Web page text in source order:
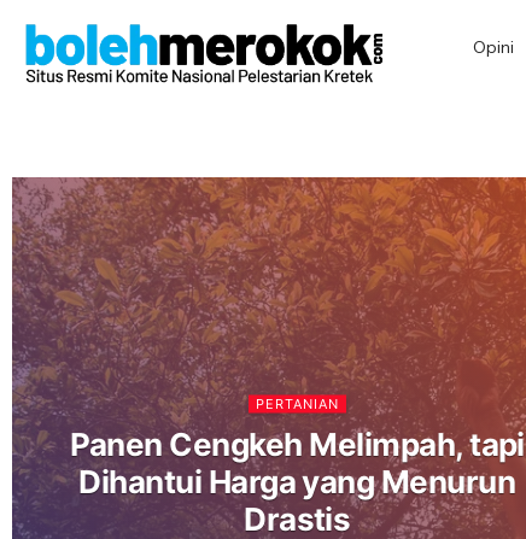
Opini
PERTANIAN
Panen Cengkeh Melimpah, tapi
Dihantui Harga yang Menurun
Drastis